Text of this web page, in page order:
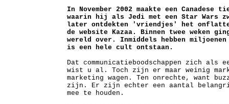
In November 2002 maakte een
waarin hij als Jedi met een Star Wars
later ontdekten 'vriendjes' het
de website Kazaa. Binnen twee weken
wereld over. Inmiddels hebben
is een hele cult ontstaan.
Dat communicatieboodschappen zich als
wist u al. Toch zijn er maar weinig
marketing wagen. Ten onrechte, want
zijn. Er zijn echter een aantal
mee te houden.